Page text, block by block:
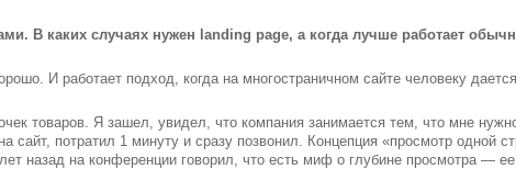
В каких случаях нужен landing page, а когда лучше работает
И работает подход, когда на многостраничном сайте человеку
товаров. Я зашел, увидел, что компания занимается тем, что мне
сайт, потратил 1 минуту и сразу позвонил. Концепция «просмотр одной
назад на конференции говорил, что есть миф о глубине просмотра —